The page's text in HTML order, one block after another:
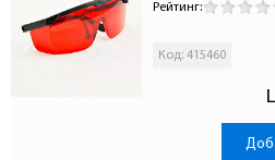
Рейтинг:
Код: 415460